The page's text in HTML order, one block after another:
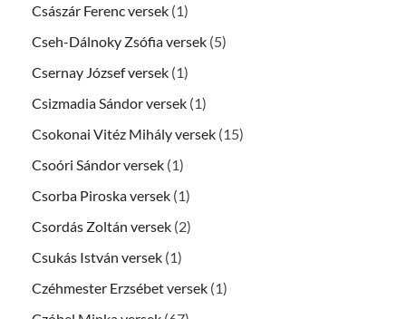
Császár Ferenc versek (1)
Cseh-Dálnoky Zsófia versek (5)
Csernay József versek (1)
Csizmadia Sándor versek (1)
Csokonai Vitéz Mihály versek (15)
Csoóri Sándor versek (1)
Csorba Piroska versek (1)
Csordás Zoltán versek (2)
Csukás István versek (1)
Czéhmester Erzsébet versek (1)